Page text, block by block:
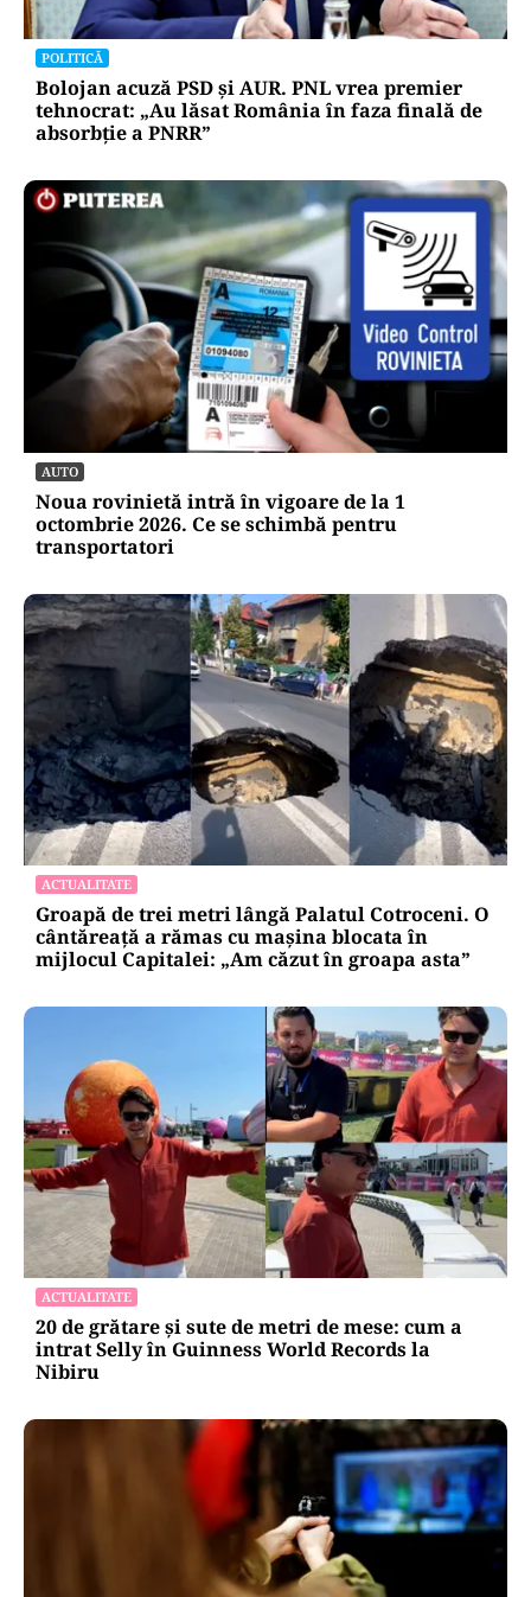
POLITICĂ
Bolojan acuză PSD și AUR. PNL vrea premier
tehnocrat: „Au lăsat România în faza finală de
absorbţie a PNRR”
AUTO
Noua rovinietă intră în vigoare de la 1
octombrie 2026. Ce se schimbă pentru
transportatori
ACTUALITATE
Groapă de trei metri lângă Palatul Cotroceni. O
cântăreață a rămas cu mașina blocata în
mijlocul Capitalei: „Am căzut în groapa asta”
ACTUALITATE
20 de grătare și sute de metri de mese: cum a
intrat Selly în Guinness World Records la
Nibiru